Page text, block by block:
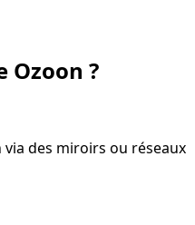
Ozoon ?
des miroirs ou réseaux